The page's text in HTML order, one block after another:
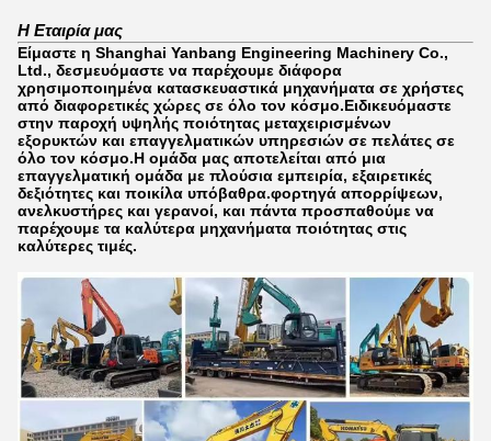
Η Εταιρία μας
Είμαστε η Shanghai Yanbang Engineering Machinery Co.,
Ltd., δεσμευόμαστε να παρέχουμε διάφορα
χρησιμοποιημένα κατασκευαστικά μηχανήματα σε χρήστες
από διαφορετικές χώρες σε όλο τον κόσμο.Ειδικευόμαστε
στην παροχή υψηλής ποιότητας μεταχειρισμένων
εξορυκτών και επαγγελματικών υπηρεσιών σε πελάτες σε
όλο τον κόσμο.Η ομάδα μας αποτελείται από μια
επαγγελματική ομάδα με πλούσια εμπειρία, εξαιρετικές
δεξιότητες και ποικίλα υπόβαθρα.φορτηγά απορρίψεων,
ανελκυστήρες και γερανοί, και πάντα προσπαθούμε να
παρέχουμε τα καλύτερα μηχανήματα ποιότητας στις
καλύτερες τιμές.